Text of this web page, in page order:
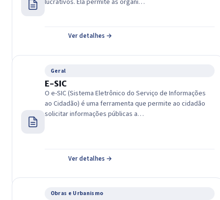
Ver detalhes →
Geral
E-SIC
O e-SIC (Sistema Eletrônico do Serviço de Informações
ao Cidadão) é uma ferramenta que permite ao cidadão
solicitar informações públicas a…
Ver detalhes →
Obras e Urbanismo